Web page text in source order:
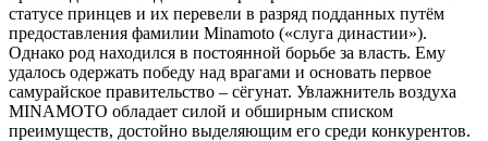
статусе принцев и их перевели в разряд подданных путём
предоставления фамилии Minamoto («слуга династии»).
Однако род находился в постоянной борьбе за власть. Ему
удалось одержать победу над врагами и основать первое
самурайское правительство – сёгунат. Увлажнитель воздуха
MINAMOTO обладает силой и обширным списком
преимуществ, достойно выделяющим его среди конкурентов.